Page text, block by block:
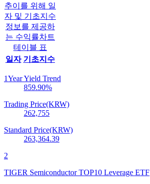
추이를 위해 일
자 및 기초지수
정보를 제공하
는 수익률차트
테이블 표
일자 기초지수
1Year Yield Trend
859.90%
Trading Price(KRW)
262,755
Standard Price(KRW)
263,364.39
2
TIGER Semiconductor TOP10 Leverage ETF